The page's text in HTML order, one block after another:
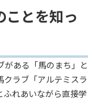
ことを知っ
がある「馬のまち」と
クラブ「アルテミスラ
れあいながら直接学